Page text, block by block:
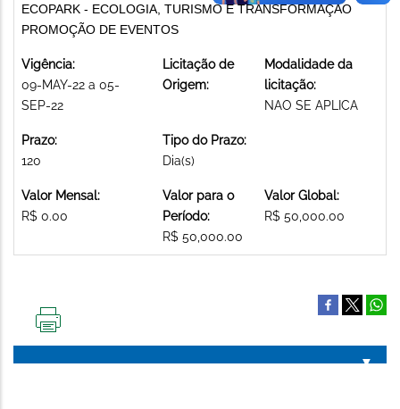
ECOPARK - ECOLOGIA, TURISMO E TRANSFORMAÇÃO
PROMOÇÃO DE EVENTOS
Vigência:
09-MAY-22 a 05-
SEP-22
Licitação de
Origem:
Modalidade da
licitação:
NAO SE APLICA
Prazo:
120
Tipo do Prazo:
Dia(s)
Valor Mensal:
R$ 0.00
Valor para o
Período:
R$ 50,000.00
Valor Global:
R$ 50,000.00
PÁGINA